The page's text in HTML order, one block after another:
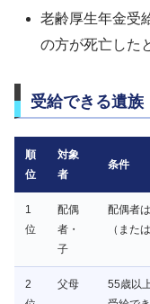
老齢厚生年金受
の方が死亡した
受給できる遺族
順
位
対象
者
条件
1
位
配偶
者・
子
配偶者
（また
2
父母
55歳以